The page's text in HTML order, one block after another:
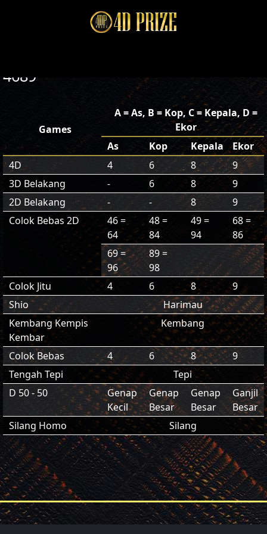
4689
Games
A = As, B = Kop, C = Kepala, D =
Ekor
As
Kop Kepala
Ekor
4D
4 6 8
9
3D Belakang
- 6 8
9
2D Belakang
- - 8
9
Colok Bebas 2D
46 =
64
48 =
84
49 =
94
68 =
86
69 =
96
89 =
98
Colok Jitu
4 6 8
9
Shio
Harimau
Kembang Kempis
Kembar
Kembang
Colok Bebas 4 6 8
9
Tengah Tepi
Tepi
D 50 - 50
Genap
Kecil
Genap
Besar
Genap
Besar
Ganjil
Besar
Silang Homo
Silang